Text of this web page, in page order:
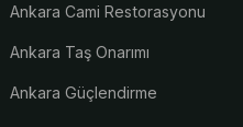
Ankara Cami Restorasyonu
Ankara Taş Onarımı
Ankara Güçlendirme